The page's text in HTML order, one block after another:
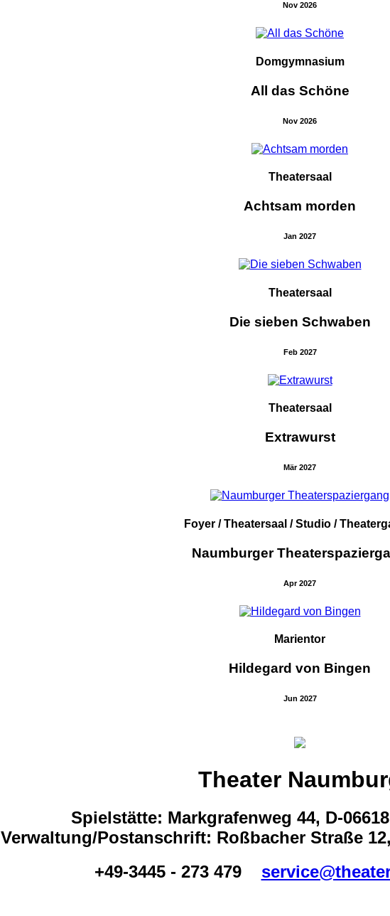
Nov 2026
Domgymnasium
All das Schöne
Nov 2026
Theatersaal
Achtsam morden
Jan 2027
Theatersaal
Die sieben Schwaben
Feb 2027
Theatersaal
Extrawurst
Mär 2027
Foyer / Theatersaal / Studio /
Naumburger
Apr 2027
Marientor
Hildegard von Bingen
Jun 2027
Theater
Spielstätte: Markgrafenweg 44, D-
Verwaltung/Postanschrift: Roßbacher Straße
+49-3445 - 273 479